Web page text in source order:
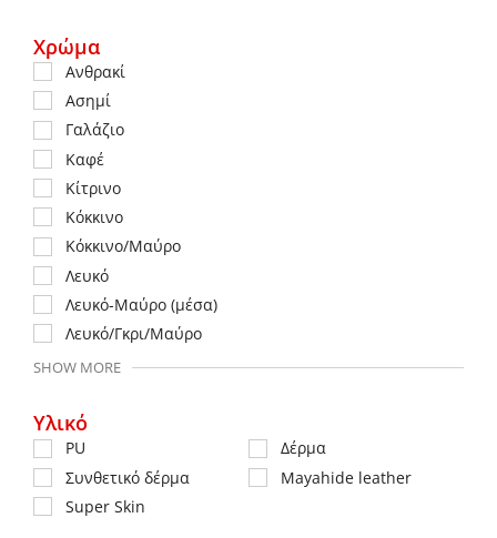
Χρώμα
Ανθρακί
Ασημί
Γαλάζιο
Καφέ
Κίτρινο
Κόκκινο
Κόκκινο/Μαύρο
Λευκό
Λευκό-Μαύρο (μέσα)
Λευκό/Γκρι/Μαύρο
SHOW MORE
Υλικό
PU
Δέρμα
Συνθετικό δέρμα
Mayahide leather
Super Skin